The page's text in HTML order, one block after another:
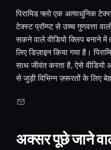
पिरामिड फ्लो एक अत्याधुनिक
टेक्स्ट प्रॉम्प्ट से उच्च गुणवत्ता
सकने वाले वीडियो क्लिप बनाने
लिए डिज़ाइन किया गया है।
साथ जीवंत करता है, ऐसे वीडियो
से जुड़ी विभिन्न ज़रूरतों के लिए
अक्सर पूछे जाने